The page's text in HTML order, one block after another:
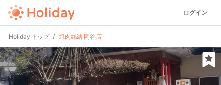
ログイン
Holiday トップ 焼肉縁結 岡谷店